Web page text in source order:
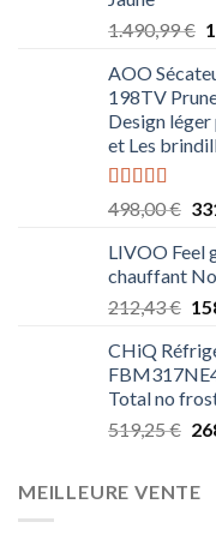
1.490,99€
AOO
198TV
Design léger
et Les
Note5.00
sur 5
498,00€
LIVOO Feel
chauffant
212,43€
CHiQ
Total no
519,25€
MEILLEURE VENTE